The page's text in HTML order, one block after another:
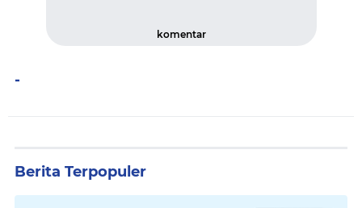
komentar
-
Berita Terpopuler